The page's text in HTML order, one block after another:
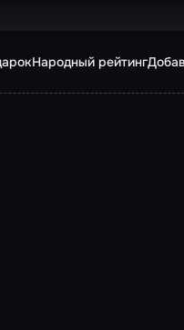
Народный рейтинг